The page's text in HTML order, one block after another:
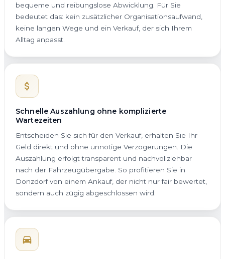
bequeme und reibungslose Abwicklung. Für Sie
bedeutet das: kein zusätzlicher Organisationsaufwand,
keine langen Wege und ein Verkauf, der sich Ihrem
Alltag anpasst.
Schnelle Auszahlung ohne komplizierte
Wartezeiten
Entscheiden Sie sich für den Verkauf, erhalten Sie Ihr
Geld direkt und ohne unnötige Verzögerungen. Die
Auszahlung erfolgt transparent und nachvollziehbar
nach der Fahrzeugübergabe. So profitieren Sie in
Donzdorf von einem Ankauf, der nicht nur fair bewertet,
sondern auch zügig abgeschlossen wird.